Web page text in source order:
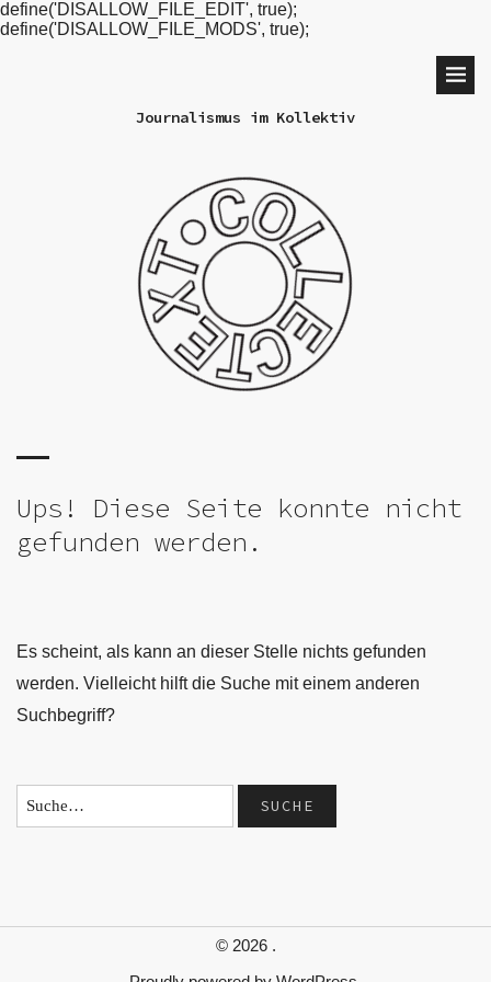
define('DISALLOW_FILE_EDIT', true);
define('DISALLOW_FILE_MODS', true);
Journalismus im Kollektiv
Ups! Diese Seite konnte nicht
gefunden werden.
Es scheint, als kann an dieser Stelle nichts gefunden
werden. Vielleicht hilft die Suche mit einem anderen
Suchbegriff?
© 2026 .